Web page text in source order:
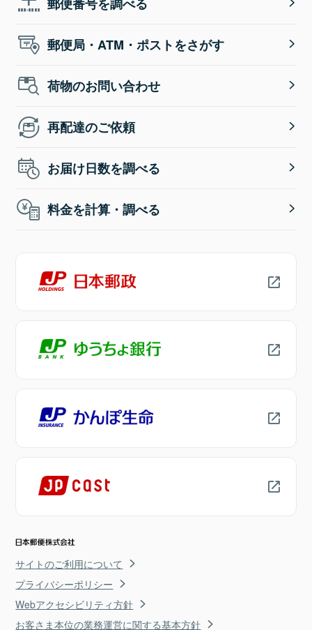
郵便局・ATM・ポストをさがす
荷物のお問い合わせ
再配達のご依頼
お届け日数を調べる
料金を計算・調べる
サイトのご利用について
プライバシーポリシー
Webアクセシビリティ方針
お客さま本位の業務運営に関する基本方針